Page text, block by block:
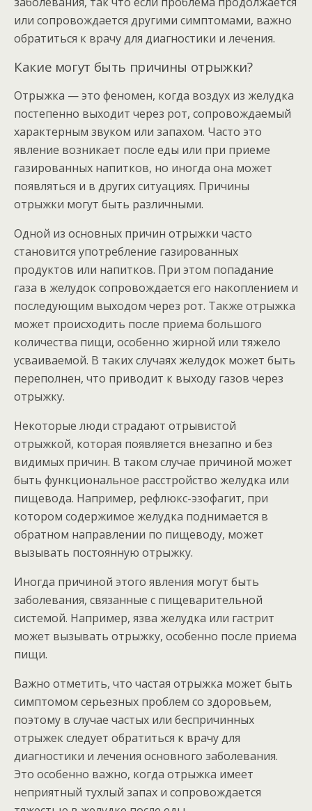
или сопровождается другими симптомами, важно
обратиться к врачу для диагностики и лечения.
Какие могут быть причины отрыжки?
Отрыжка — это феномен, когда воздух из желудка
постепенно выходит через рот, сопровождаемый
характерным звуком или запахом. Часто это
явление возникает после еды или при приеме
газированных напитков, но иногда она может
появляться и в других ситуациях. Причины
отрыжки могут быть различными.
Одной из основных причин отрыжки часто
становится употребление газированных
продуктов или напитков. При этом попадание
газа в желудок сопровождается его накоплением и
последующим выходом через рот. Также отрыжка
может происходить после приема большого
количества пищи, особенно жирной или тяжело
усваиваемой. В таких случаях желудок может быть
переполнен, что приводит к выходу газов через
отрыжку.
Некоторые люди страдают отрывистой
отрыжкой, которая появляется внезапно и без
видимых причин. В таком случае причиной может
быть функциональное расстройство желудка или
пищевода. Например, рефлюкс-эзофагит, при
котором содержимое желудка поднимается в
обратном направлении по пищеводу, может
вызывать постоянную отрыжку.
Иногда причиной этого явления могут быть
заболевания, связанные с пищеварительной
системой. Например, язва желудка или гастрит
может вызывать отрыжку, особенно после приема
пищи.
Важно отметить, что частая отрыжка может быть
симптомом серьезных проблем со здоровьем,
поэтому в случае частых или беспричинных
отрыжек следует обратиться к врачу для
диагностики и лечения основного заболевания.
Это особенно важно, когда отрыжка имеет
неприятный тухлый запах и сопровождается